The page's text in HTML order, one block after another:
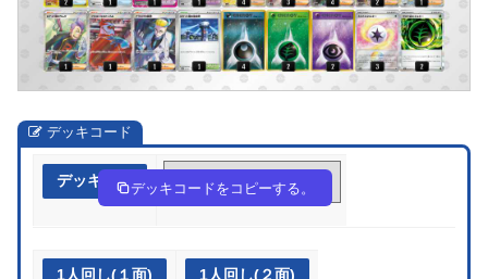
デッキコード
デッキ作成 y2pXyR-Sc20og-pppyyU
デッキコードをコピーする。
1人回し(１面) 1人回し(２面)